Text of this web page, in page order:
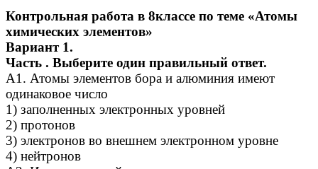
Контрольная работа в 8классе по теме «Атомы
химических элементов»
Вариант 1.
Часть . Выберите один правильный ответ.
А1. Атомы элементов бора и алюминия имеют
одинаковое число
1) заполненных электронных уровней
2) протонов
3) электронов во внешнем электронном уровне
4) нейтронов